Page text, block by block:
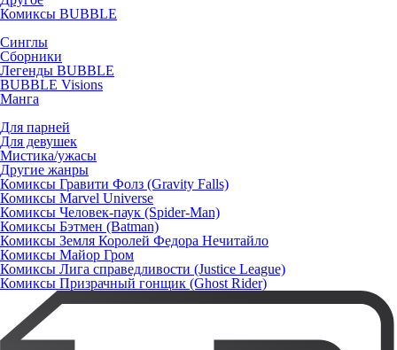
Комиксы BUBBLE
Синглы
Сборники
Легенды BUBBLE
BUBBLE Visions
Манга
Для парней
Для девушек
Мистика/ужасы
Другие жанры
Комиксы Гравити Фолз (Gravity Falls)
Комиксы Marvel Universe
Комиксы Человек-паук (Spider-Man)
Комиксы Бэтмен (Batman)
Комиксы Земля Королей Федора Нечитайло
Комиксы Майор Гром
Комиксы Лига справедливости (Justice League)
Комиксы Призрачный гонщик (Ghost Rider)